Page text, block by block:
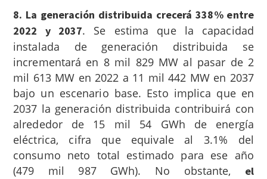
8. La generación distribuida crecerá 338% entre
2022 y 2037. Se estima que la capacidad
instalada de generación distribuida se
incrementará en 8 mil 829 MW al pasar de 2
mil 613 MW en 2022 a 11 mil 442 MW en 2037
bajo un escenario base. Esto implica que en
2037 la generación distribuida contribuirá con
alrededor de 15 mil 54 GWh de energía
eléctrica, cifra que equivale al 3.1% del
consumo neto total estimado para ese año
(479 mil 987 GWh). No obstante, el